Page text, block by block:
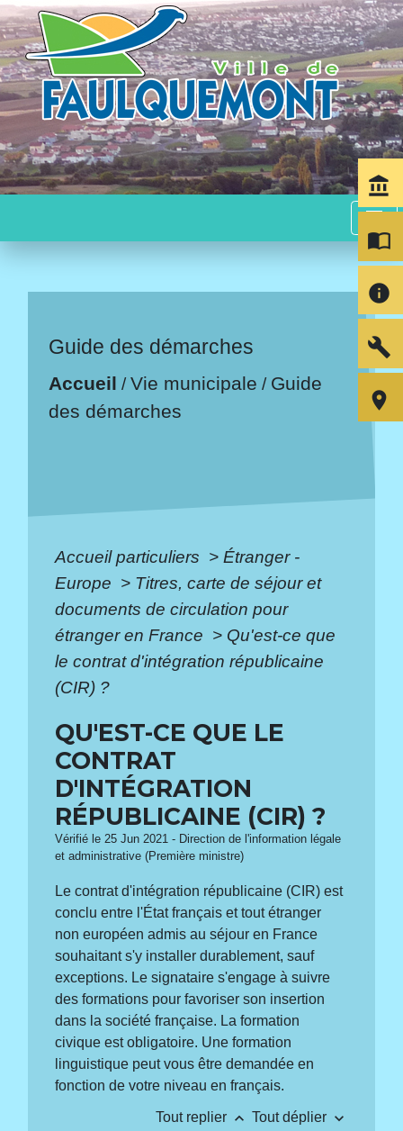
menu
Guide des démarches
Accueil /Vie municipale / Guide
des démarches
Accueil particuliers > Étranger -
Europe > Titres, carte de séjour et
documents de circulation pour
étranger en France > Qu'est-ce que
le contrat d'intégration républicaine
(CIR) ?
QU'EST-CE QUE LE
CONTRAT
D'INTÉGRATION
RÉPUBLICAINE (CIR) ?
Vérifié le 25 Jun 2021 - Direction de l'information légale
et administrative (Première ministre)
Le contrat d'intégration républicaine (CIR) est
conclu entre l'État français et tout étranger
non européen admis au séjour en France
souhaitant s'y installer durablement, sauf
exceptions. Le signataire s'engage à suivre
des formations pour favoriser son insertion
dans la société française. La formation
civique est obligatoire. Une formation
linguistique peut vous être demandée en
fonction de votre niveau en français.
Tout replier keyboard_arrow_up Tout déplier keyboard_arrow_down
account_balance
import_contacts
info
build
room